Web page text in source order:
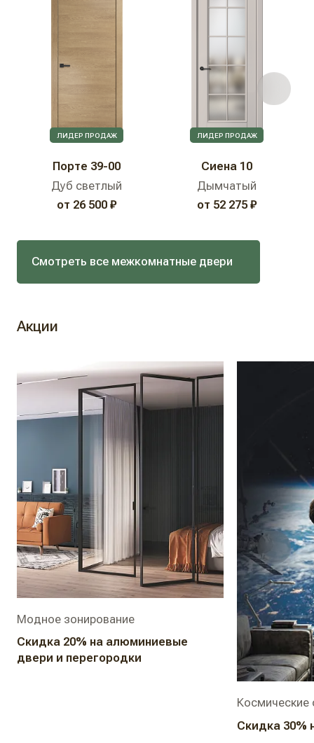
ЛИДЕР ПРОДАЖ
Порте 39-00
Дуб светлый
от 26 500 ₽
ЛИДЕР ПРОДАЖ
Сиена 10
Дымчатый
от 52 275 ₽
Смотреть все межкомнатные двери
Акции
Модное зонирование
Скидка 20% на алюминиевые
двери и перегородки
Космические
Скидка 30%